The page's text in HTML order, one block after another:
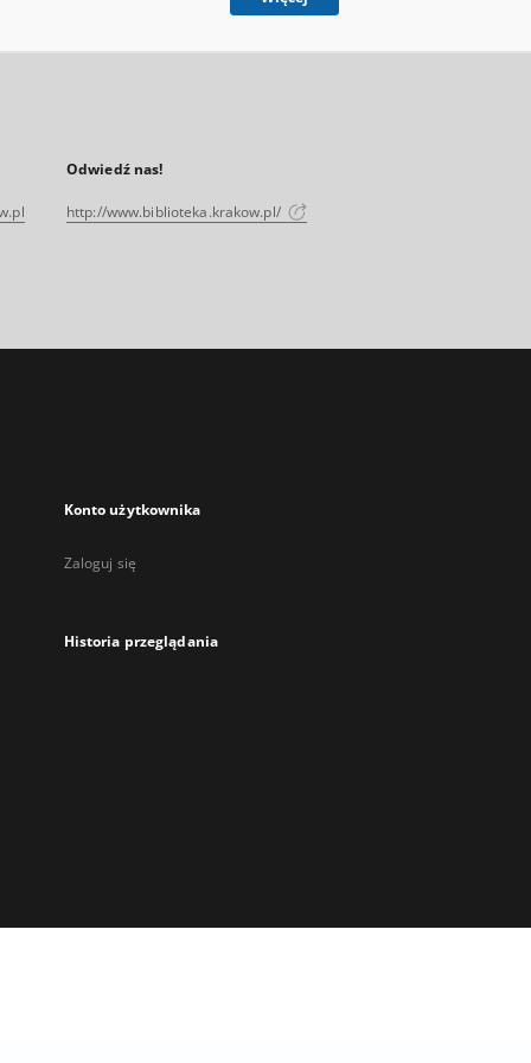
Odwiedź nas!
http://www.biblioteka.krakow.pl/
Konto użytkownika
Zaloguj się
Historia przeglądania